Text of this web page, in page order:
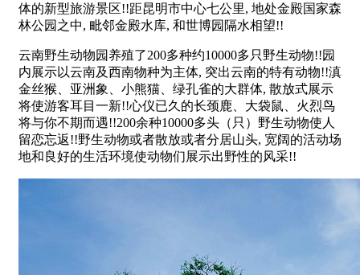
体的新型旅游景区!!距昆明市中心七公里, 地处金殿国家森
林公园之中, 毗邻金殿水库, 和世博园隔水相望!!
云南野生动物园养殖了200多种约10000多只野生动物!!园
内展示以云南及西南物种为主体, 突出云南的特有动物!!滇
金丝猴、亚洲象、小熊猫、绿孔雀的大群体, 散放式展示
将使游客耳目一新!!心仪已久的长颈鹿、大袋鼠、火烈鸟
将与你不期而遇!!200余种10000多头（只）野生动物使人
留恋忘返!!野生动物或者散放或者分居山头, 宽阔的活动场
地和良好的生活环境使动物们展示出野性的风采!!